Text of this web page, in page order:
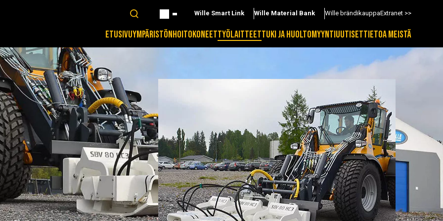
Wille Smart Link Wille Material Bank Wille brändikauppaExtranet >>
ETUSIVUYMPÄRISTÖNHOITOKONEETTYÖLAITTEETTUKI JA HUOLTOMYYNTIUUTISETTIETOA MEISTÄ